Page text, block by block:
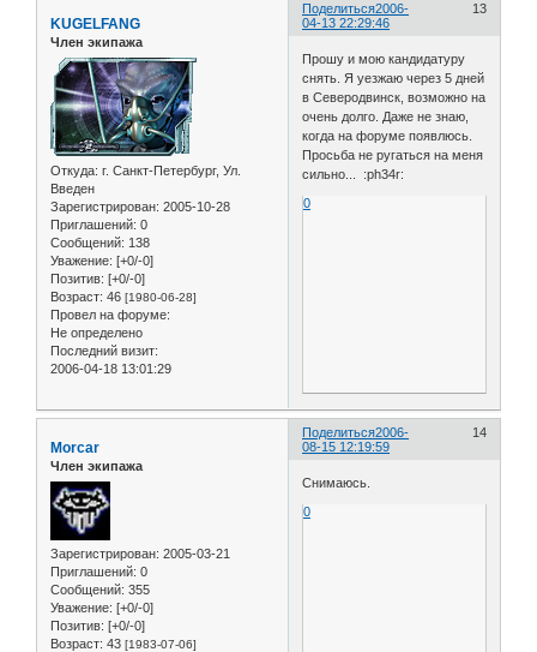
Поделиться 13
2006-
04-13 22:29:46
KUGELFANG
Член экипажа
Откуда: г. Санкт-Петербург, Ул.
Введен
Зарегистрирован: 2005-10-28
Приглашений: 0
Сообщений: 138
Уважение: [+0/-0]
Позитив: [+0/-0]
Возраст: 46 [1980-06-28]
Провел на форуме:
Не определено
Последний визит:
2006-04-18 13:01:29
Прошу и мою кандидатуру
снять. Я уезжаю через 5 дней
в Северодвинск, возможно на
очень долго. Даже не знаю,
когда на форуме появлюсь.
Просьба не ругаться на меня
сильно... :ph34r:
0
Поделиться 14
2006-
08-15 12:19:59
Morcar
Член экипажа
Зарегистрирован: 2005-03-21
Приглашений: 0
Сообщений: 355
Уважение: [+0/-0]
Позитив: [+0/-0]
Возраст: 43 [1983-07-06]
Снимаюсь.
0